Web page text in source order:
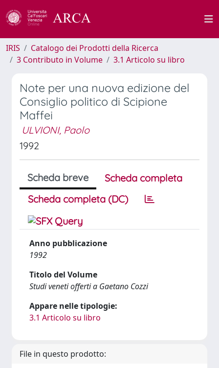
IRIS
Catalogo dei Prodotti della Ricerca
3 Contributo in Volume
3.1 Articolo su libro
Note per una nuova edizione del
Consiglio politico di Scipione
Maffei
ULVIONI, Paolo
1992
Scheda breve
Scheda completa
Scheda completa (DC)
Anno pubblicazione
1992
Titolo del Volume
Studi veneti offerti a Gaetano Cozzi
Appare nelle tipologie:
3.1 Articolo su libro
File in questo prodotto: